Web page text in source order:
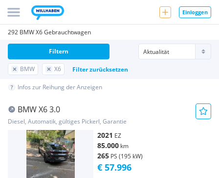
Einloggen
292 BMW X6 Gebrauchtwagen
BMW X6 Filter zurücksetzen
Filtern
Infos zur Reihung der Anzeigen
BMW X6 3.0
Diesel, Automatik, gültiges Pickerl, Garantie
2021 EZ
85.000 km
265 PS (195 kW)
€ 57.996